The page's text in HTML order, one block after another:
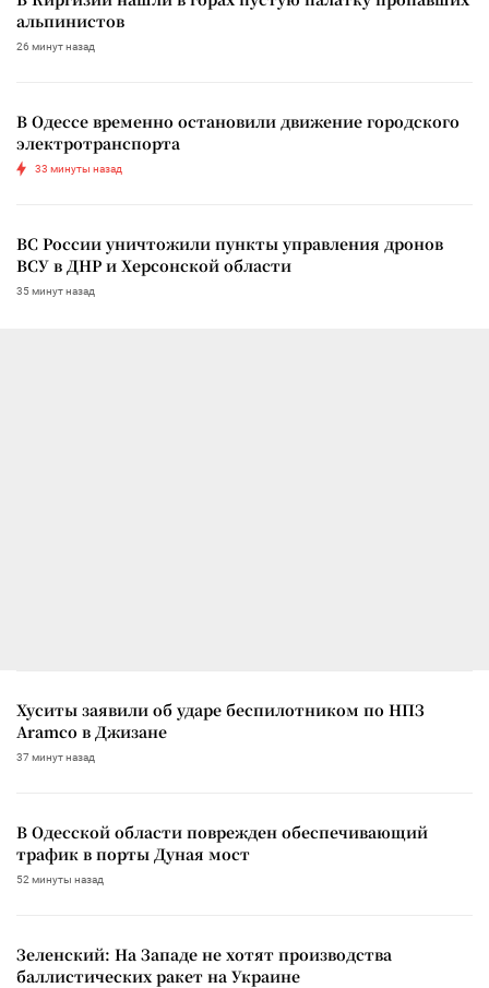
альпинистов
26 минут назад
В Одессе временно остановили движение городского
электротранспорта
33 минуты назад
ВС России уничтожили пункты управления дронов
ВСУ в ДНР и Херсонской области
35 минут назад
Хуситы заявили об ударе беспилотником по НПЗ
Aramco в Джизане
37 минут назад
В Одесской области поврежден обеспечивающий
трафик в порты Дуная мост
52 минуты назад
Зеленский: На Западе не хотят производства
баллистических ракет на Украине